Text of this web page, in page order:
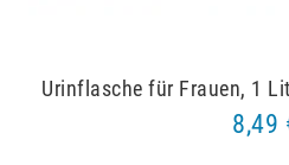
Urinflasche für Frauen, 1
8,49